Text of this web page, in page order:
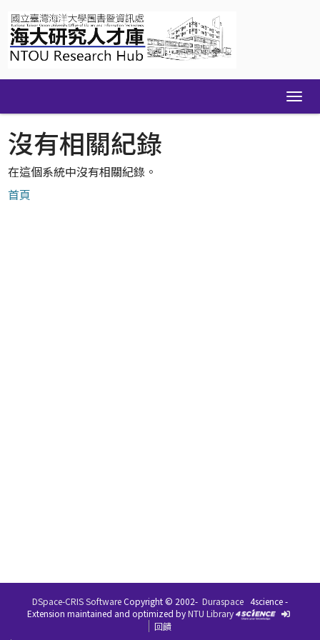
navigation
沒有相關紀錄
在這個系統中沒有相關紀錄。
首頁
DSpace-CRIS SoftwareCopyright © 2002- Duraspace 4science -
Extension maintained and optimized byNTU Library
回饋